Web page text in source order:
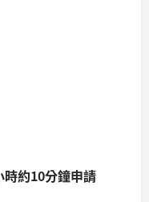
約10分鐘申請